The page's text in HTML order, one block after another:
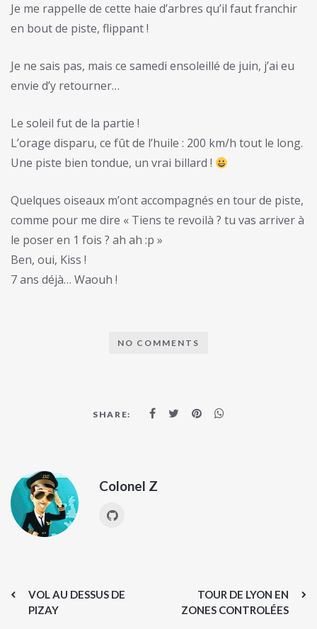
Je me rappelle de cette haie d’arbres qu’il faut franchir
en bout de piste, flippant !
Je ne sais pas, mais ce samedi ensoleillé de juin, j’ai eu
envie d’y retourner…
Le soleil fut de la partie !
L’orage disparu, ce fût de l’huile : 200 km/h tout le long.
Une piste bien tondue, un vrai billard !
Quelques oiseaux m’ont accompagnés en tour de piste,
comme pour me dire « Tiens te revoilà ? tu vas arriver à
le poser en 1 fois ? ah ah :p »
Ben, oui, Kiss !
7 ans déjà… Waouh !
NO COMMENTS
SHARE:
Colonel Z
VOL AU DESSUS DE
PIZAY
TOUR DE LYON EN
ZONES CONTROLÉES